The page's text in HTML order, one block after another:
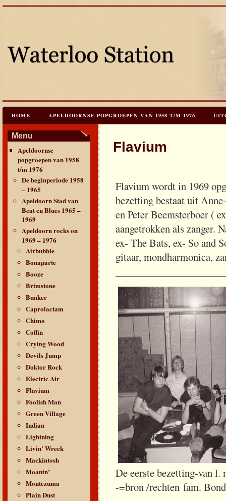
HOME APELDOORNSE POPGROEPEN VAN 1958 T/M 1976
JAREN 60 FESTIVALS & REÜNIES
CONTACT & VERANTWOORDING LINKS
Menu
Apeldoornse
popgroepen van 1958
t/m 1976
De beginperiode 1958
– 1965
Apeldoorn Stad van
Beat en Blues 1965 –
1969
Apeldoorn rocks on
1969 – 1976
Airbubble
Bonaparte
Booze
Brimstone
Bunker
Caprolactam
Chimo
Coffin
Crying Wood
Devils Jump
Doktor Rock
Electric Air
Flavium
Foolish Man
Green Village
Indian
Lightning
Livin’ Wreck
Mackintosh
Moanin’
Montezuma
Plain Dust
Flavium
Flavium wordt in 1969
bezetting bestaat uit
en Peter Beemsterboer (
aangetrokken als zanger.
ex- The Bats, ex- So and
gitaar, mondharmonica,
De eerste bezetting-van
-=bron /rechten fam.